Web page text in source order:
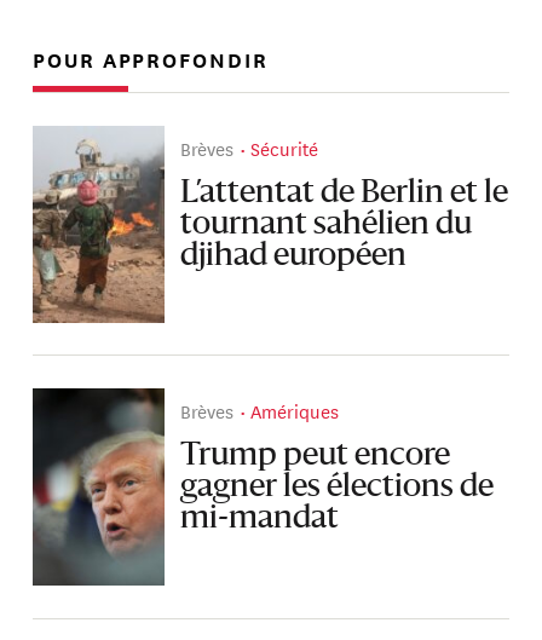
POUR APPROFONDIR
Brèves Sécurité
L’attentat de Berlin et le
tournant sahélien du
djihad européen
Brèves Amériques
Trump peut encore
gagner les élections de
mi-mandat